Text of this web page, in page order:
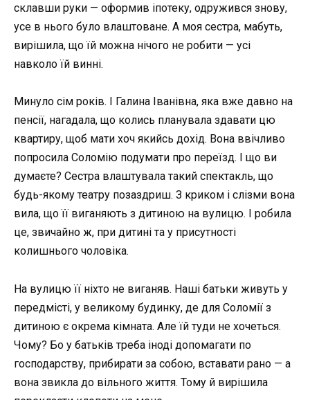
склавши руки — оформив іпотеку, одружився знову,
усе в нього було влаштоване. А моя сестра, мабуть,
вирішила, що їй можна нічого не робити — усі
навколо їй винні.
Минуло сім років. І Галина Іванівна, яка вже давно на
пенсії, нагадала, що колись планувала здавати цю
квартиру, щоб мати хоч якийсь дохід. Вона ввічливо
попросила Соломію подумати про переїзд. І що ви
думаєте? Сестра влаштувала такий спектакль, що
будь-якому театру позаздриш. З криком і слізми вона
вила, що її виганяють з дитиною на вулицю. І робила
це, звичайно ж, при дитині та у присутності
колишнього чоловіка.
На вулицю її ніхто не виганяв. Наші батьки живуть у
передмісті, у великому будинку, де для Соломії з
дитиною є окрема кімната. Але їй туди не хочеться.
Чому? Бо у батьків треба іноді допомагати по
господарству, прибирати за собою, вставати рано — а
вона звикла до вільного життя. Тому й вирішила